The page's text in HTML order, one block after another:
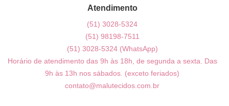
Atendimento
(51) 3028-5324
(51) 98198-7511
(51) 3028-5324 (WhatsApp)
Horário de atendimento das 9h às 18h, de segunda a sexta. Das
9h às 13h nos sábados. (exceto feriados)
contato@malutecidos.com.br